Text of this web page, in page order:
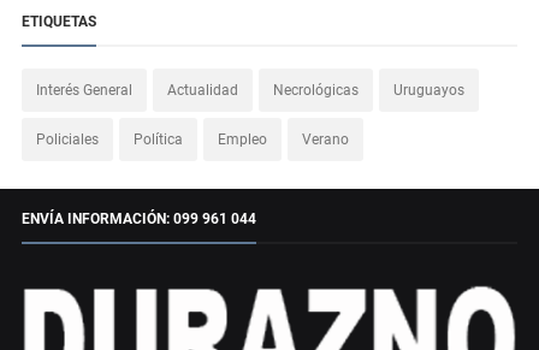
ETIQUETAS
Interés General Actualidad Necrológicas Uruguayos
Policiales Política Empleo Verano
ENVÍA INFORMACIÓN: 099 961 044